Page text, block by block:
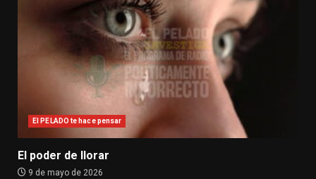
El PELADO te hace pensar
El poder de llorar
9 de mayo de 2026